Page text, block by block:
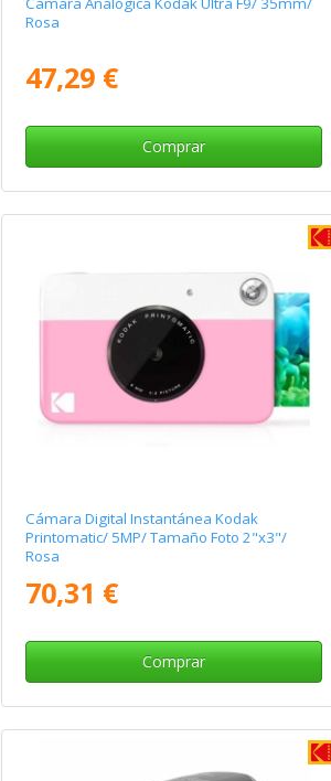
Rosa
47,29 €
Comprar
Cámara Digital Instantánea Kodak
Printomatic/ 5MP/ Tamaño Foto 2"x3"/
Rosa
70,31 €
Comprar